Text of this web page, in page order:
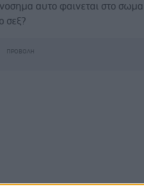
αυτο φαινεται στο σωμα
σεξ?